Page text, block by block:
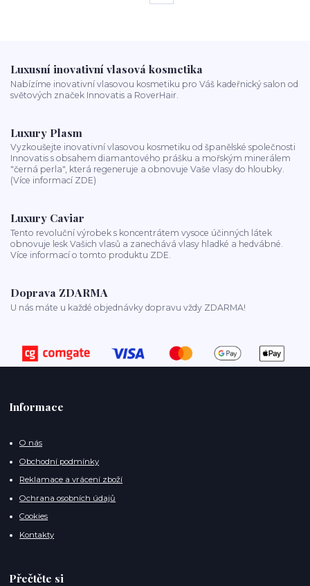
Luxusní inovativní vlasová kosmetika
Nabízíme inovativní vlasovou kosmetiku pro Váš kadeřnický salon od
světových značek Innovatis a RoverHair.
Luxury Plasm
Vyzkoušejte inovativní vlasovou kosmetiku od španělské společnosti
Innovatis s obsahem diamantového prášku a mořským minerálem
"černá perla", která regeneruje a obnovuje Vaše vlasy do hloubky.
(Více informací ZDE)
Luxury Caviar
Tento revoluční výrobek s koncentrátem vysoce účinných látek
obnovuje lesk Vašich vlasů a zanechává vlasy hladké a hedvábné.
Více informací o tomto produktu ZDE.
Doprava ZDARMA
U nás máte u každé objednávky dopravu vždy ZDARMA!
Informace
O nás
Obchodní podmínky
Reklamace a vrácení zboží
Ochrana osobních údajů
Cookies
Kontakty
Přečtěte si